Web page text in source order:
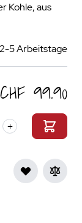
Kohle, aus
5 Arbeitstage
CHF 99.90